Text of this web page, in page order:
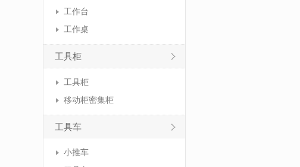
工作台
工作桌
工具柜
工具柜
移动柜密集柜
工具车
小推车